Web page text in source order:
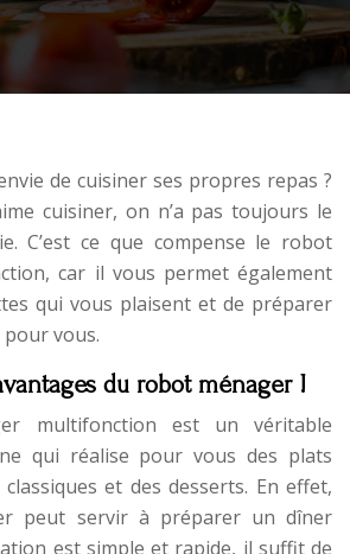
de cuisiner ses propres repas ?
cuisiner, on n’a pas toujours le
C’est ce que compense le robot
car il vous permet également
qui vous plaisent et de préparer
vous.
du robot ménager !
multifonction est un véritable
qui réalise pour vous des plats
et des desserts. En effet,
peut servir à préparer un dîner
est simple et rapide, il suffit de